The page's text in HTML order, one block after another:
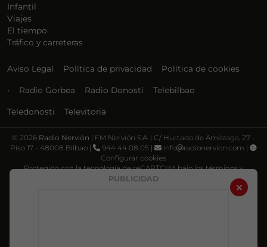
PUBLICIDAD
Infantil
Viajes
El tiempo
Tráfico y carreteras
Aviso Legal Política de privacidad Política de cookies
• Radio Gorbea Radio Donosti Telebilbao
Teledonosti Televitoria
© 2026 Radio Nervión | FM Nervión S.A. | C/ Hurtado de Amézaga, 27 -
Piso 17 - 48008 Bilbao |
944 44 08 05 | info
radionervion.com |
Configurar cookies
Protegido con la tecnología de reCAPTCHA bajo los términos y
Política de privacidad Términos de servicio